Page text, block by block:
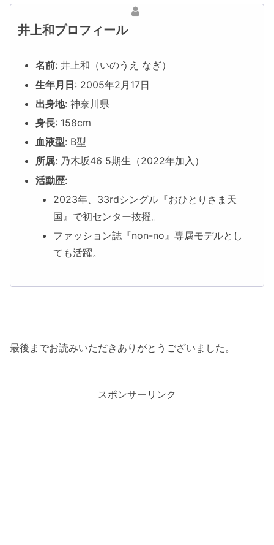
井上和プロフィール
名前: 井上和（いのうえ なぎ）
生年月日: 2005年2月17日
出身地: 神奈川県
身長: 158cm
血液型: B型
所属: 乃木坂46 5期生（2022年加入）
活動歴:
2023年、33rdシングル『おひとりさま天
国』で初センター抜擢。
ファッション誌『non-no』専属モデルとし
ても活躍。
最後までお読みいただきありがとうございました。
スポンサーリンク